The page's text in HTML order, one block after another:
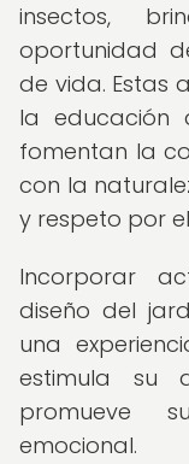
insectos,
oportunidad
de vida. Estas
la educación
fomentan la
con la
y respeto por
Incorporar
diseño del
una
estimula su
promueve
emocional.